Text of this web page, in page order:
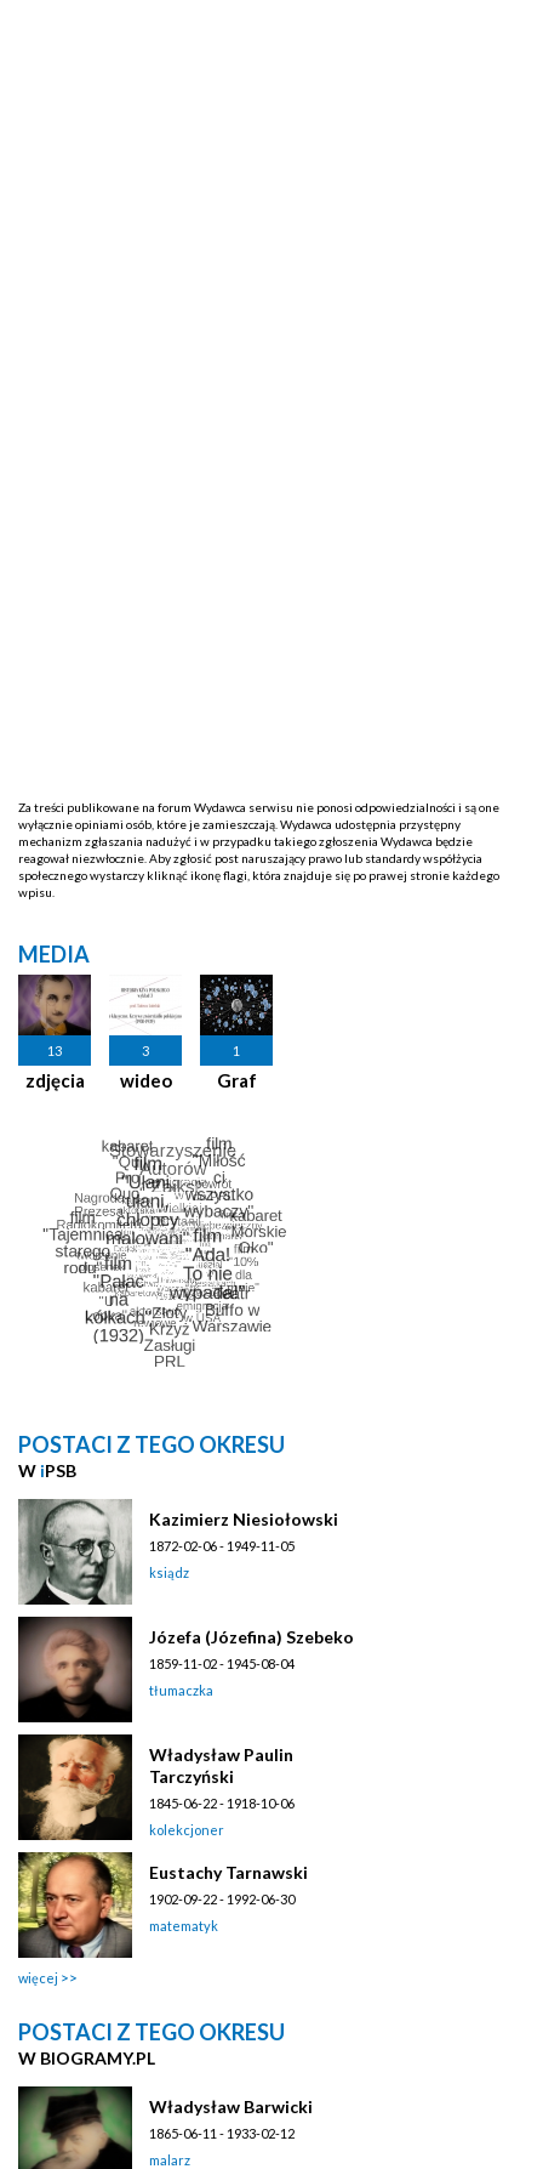
Za treści publikowane na forum Wydawca serwisu nie ponosi odpowiedzialności i są one
wyłącznie opiniami osób, które je zamieszczają. Wydawca udostępnia przystępny
mechanizm zgłaszania nadużyć i w przypadku takiego zgłoszenia Wydawca będzie
reagował niezwłocznie. Aby zgłosić post naruszający prawo lub standardy współżycia
społecznego wystarczy kliknąć ikonę flagi, która znajduje się po prawej stronie każdego
wpisu.
MEDIA
13
zdjęcia
3
wideo
1
Graf
POSTACI Z TEGO OKRESU
W iPSB
Kazimierz Niesiołowski
1872-02-06 - 1949-11-05
ksiądz
Józefa (Józefina) Szebeko
1859-11-02 - 1945-08-04
tłumaczka
Władysław Paulin
Tarczyński
1845-06-22 - 1918-10-06
kolekcjoner
Eustachy Tarnawski
1902-09-22 - 1992-06-30
matematyk
więcej
POSTACI Z TEGO OKRESU
W BIOGRAMY.PL
Władysław Barwicki
1865-06-11 - 1933-02-12
malarz